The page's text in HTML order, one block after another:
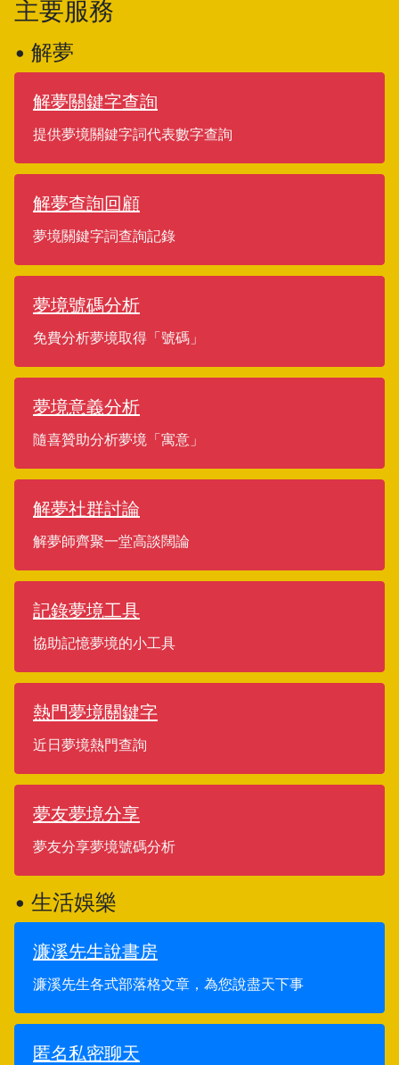
主要服務
• 解夢
解夢關鍵字查詢
提供夢境關鍵字詞代表數字查詢
解夢查詢回顧
夢境關鍵字詞查詢記錄
夢境號碼分析
免費分析夢境取得「號碼」
夢境意義分析
隨喜贊助分析夢境「寓意」
解夢社群討論
解夢師齊聚一堂高談闊論
記錄夢境工具
協助記憶夢境的小工具
熱門夢境關鍵字
近日夢境熱門查詢
夢友夢境分享
夢友分享夢境號碼分析
• 生活娛樂
濂溪先生說書房
濂溪先生各式部落格文章，為您說盡天下事
匿名私密聊天